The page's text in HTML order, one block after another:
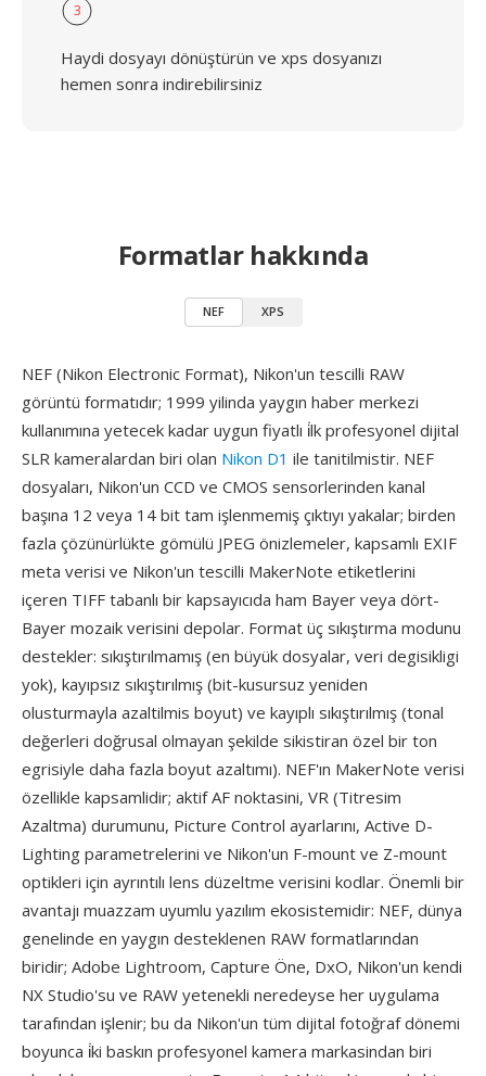
3
Haydi dosyayı dönüştürün ve xps dosyanızı
hemen sonra indirebilirsiniz
Formatlar hakkında
NEF XPS
NEF (Nikon Electronic Format), Nikon'un tescilli RAW
görüntü formatıdır; 1999 yilinda yaygın haber merkezi
kullanımına yetecek kadar uygun fiyatlı i̇lk profesyonel dijital
SLR kameralardan biri olan Nikon D1 ile tanitilmistir. NEF
dosyaları, Nikon'un CCD ve CMOS sensorlerinden kanal
başına 12 veya 14 bit tam işlenmemiş çıktıyı yakalar; birden
fazla çözünürlükte gömülü JPEG önizlemeler, kapsamlı EXIF
meta verisi ve Nikon'un tescilli MakerNote etiketlerini
içeren TIFF tabanlı bir kapsayıcıda ham Bayer veya dört-
Bayer mozaik verisini depolar. Format üç sıkıştırma modunu
destekler: sıkıştırılmamış (en büyük dosyalar, veri degisikligi
yok), kayıpsız sıkıştırılmış (bit-kusursuz yeniden
olusturmayla azaltilmis boyut) ve kayıplı sıkıştırılmış (tonal
değerleri doğrusal olmayan şekilde sikistiran özel bir ton
egrisiyle daha fazla boyut azaltımı). NEF'ın MakerNote verisi
özellikle kapsamlidir; aktif AF noktasini, VR (Titresim
Azaltma) durumunu, Picture Control ayarlarını, Active D-
Lighting parametrelerini ve Nikon'un F-mount ve Z-mount
optikleri için ayrıntılı lens düzeltme verisini kodlar. Önemli bir
avantajı muazzam uyumlu yazılım ekosistemidir: NEF, dünya
genelinde en yaygın desteklenen RAW formatlarından
biridir; Adobe Lightroom, Capture Öne, DxO, Nikon'un kendi
NX Studio'su ve RAW yetenekli neredeyse her uygulama
tarafından işlenir; bu da Nikon'un tüm dijital fotoğraf dönemi
boyunca i̇ki baskın profesyonel kamera markasindan biri